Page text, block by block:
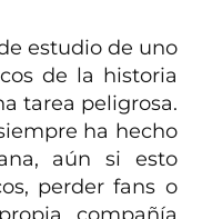
estudio de uno
de la historia
tarea peligrosa.
ha hecho
aún si esto
perder fans o